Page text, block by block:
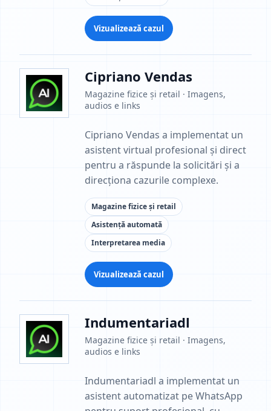
Vizualizează cazul
Cipriano Vendas
Magazine fizice și retail · Imagens,
audios e links
Cipriano Vendas a implementat un
asistent virtual profesional și direct
pentru a răspunde la solicitări și a
direcționa cazurile complexe.
Magazine fizice și retail
Asistență automată
Interpretarea media
Vizualizează cazul
Indumentariadl
Magazine fizice și retail · Imagens,
audios e links
Indumentariadl a implementat un
asistent automatizat pe WhatsApp